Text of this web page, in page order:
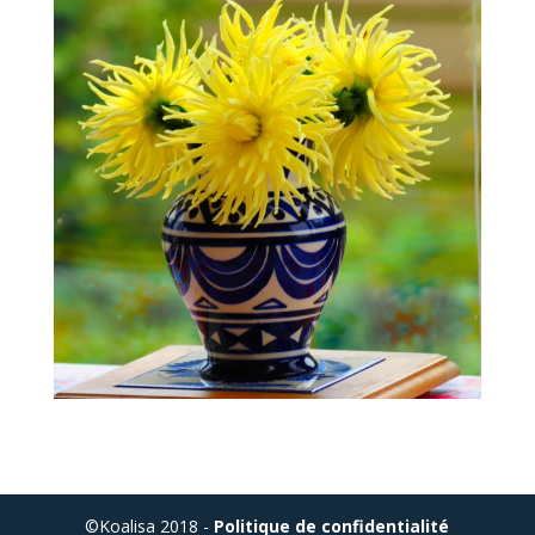
©Koalisa 2018 - Politique de confidentialité